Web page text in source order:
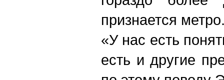
признается
«У нас есть
есть и другие